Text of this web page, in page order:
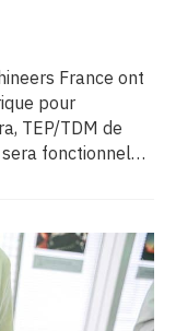
France ont
pour
TEP/TDM de
fonctionnel
l’établissement.
de 9,5 millions
de
de